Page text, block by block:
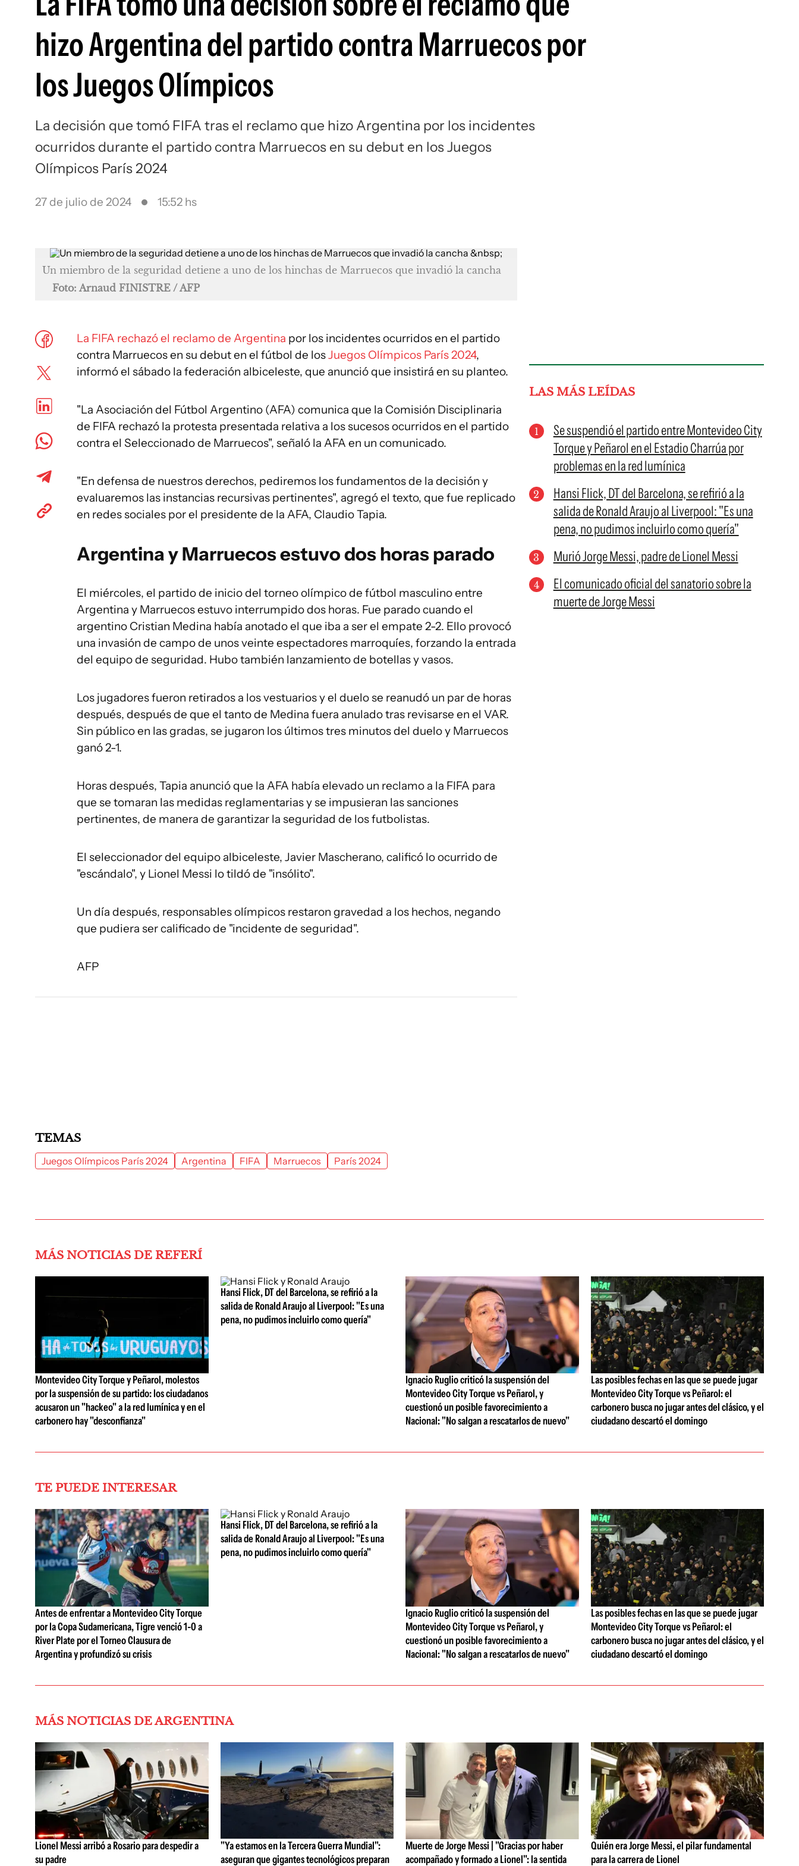
hizo Argentina del partido contra Marruecos por
los Juegos Olímpicos
La decisión que tomó FIFA tras el reclamo que hizo Argentina por los incidentes
ocurridos durante el partido contra Marruecos en su debut en los Juegos
Olímpicos París 2024
27 de julio de 2024 15:52 hs
Un miembro de la seguridad detiene a uno de los hinchas de Marruecos que invadió la cancha
Foto: Arnaud FINISTRE / AFP
La FIFA rechazó el reclamo de Argentina por los incidentes ocurridos en el partido
contra Marruecos en su debut en el fútbol de losJuegos Olímpicos París 2024,
informó el sábado la federación albiceleste, que anunció que insistirá en su planteo.
"La Asociación del Fútbol Argentino (AFA) comunica que la Comisión Disciplinaria
de FIFA rechazó la protesta presentada relativa a los sucesos ocurridos en el partido
contra el Seleccionado de Marruecos", señaló la AFA en un comunicado.
"En defensa de nuestros derechos, pediremos los fundamentos de la decisión y
evaluaremos las instancias recursivas pertinentes", agregó el texto, que fue replicado
en redes sociales por el presidente de la AFA, Claudio Tapia.
Argentina y Marruecos estuvo dos horas parado
El miércoles, el partido de inicio del torneo olímpico de fútbol masculino entre
Argentina y Marruecos estuvo interrumpido dos horas. Fue parado cuando el
argentino Cristian Medina había anotado el que iba a ser el empate 2-2. Ello provocó
una invasión de campo de unos veinte espectadores marroquíes, forzando la entrada
del equipo de seguridad. Hubo también lanzamiento de botellas y vasos.
Los jugadores fueron retirados a los vestuarios y el duelo se reanudó un par de horas
después, después de que el tanto de Medina fuera anulado tras revisarse en el VAR.
Sin público en las gradas, se jugaron los últimos tres minutos del duelo y Marruecos
ganó 2-1.
Horas después, Tapia anunció que la AFA había elevado un reclamo a la FIFA para
que se tomaran las medidas reglamentarias y se impusieran las sanciones
pertinentes, de manera de garantizar la seguridad de los futbolistas.
El seleccionador del equipo albiceleste, Javier Mascherano, calificó lo ocurrido de
"escándalo", y Lionel Messi lo tildó de "insólito".
Un día después, responsables olímpicos restaron gravedad a los hechos, negando
que pudiera ser calificado de "incidente de seguridad".
AFP
LAS MÁS LEÍDAS
Se suspendió el partido entre Montevideo City
Torque y Peñarol en el Estadio Charrúa por
problemas en la red lumínica
Hansi Flick, DT del Barcelona, se refirió a la
salida de Ronald Araujo al Liverpool: "Es una
pena, no pudimos incluirlo como quería"
Murió Jorge Messi, padre de Lionel Messi
El comunicado oficial del sanatorio sobre la
muerte de Jorge Messi
TEMAS
Juegos Olímpicos París 2024 Argentina FIFA Marruecos París 2024
MÁS NOTICIAS DE REFERÍ
Montevideo City Torque y Peñarol, molestos
por la suspensión de su partido: los ciudadanos
acusaron un "hackeo" a la red lumínica y en el
carbonero hay "desconfianza"
Hansi Flick, DT del Barcelona, se refirió a la
salida de Ronald Araujo al Liverpool: "Es una
pena, no pudimos incluirlo como quería"
Ignacio Ruglio criticó la suspensión del
Montevideo City Torque vs Peñarol, y
cuestionó un posible favorecimiento a
Nacional: "No salgan a rescatarlos de nuevo"
Las posibles fechas en las que se puede jugar
Montevideo City Torque vs Peñarol: el
carbonero busca no jugar antes del clásico, y el
ciudadano descartó el domingo
TE PUEDE INTERESAR
Antes de enfrentar a Montevideo City Torque
por la Copa Sudamericana, Tigre venció 1-0 a
River Plate por el Torneo Clausura de
Argentina y profundizó su crisis
Hansi Flick, DT del Barcelona, se refirió a la
salida de Ronald Araujo al Liverpool: "Es una
pena, no pudimos incluirlo como quería"
Ignacio Ruglio criticó la suspensión del
Montevideo City Torque vs Peñarol, y
cuestionó un posible favorecimiento a
Nacional: "No salgan a rescatarlos de nuevo"
Las posibles fechas en las que se puede jugar
Montevideo City Torque vs Peñarol: el
carbonero busca no jugar antes del clásico, y el
ciudadano descartó el domingo
MÁS NOTICIAS DE ARGENTINA
Lionel Messi arribó a Rosario para despedir a
su padre
"Ya estamos en la Tercera Guerra Mundial":
aseguran que gigantes tecnológicos preparan
Muerte de Jorge Messi | "Gracias por haber
acompañado y formado a Lionel": la sentida
Quién era Jorge Messi, el pilar fundamental
para la carrera de Lionel